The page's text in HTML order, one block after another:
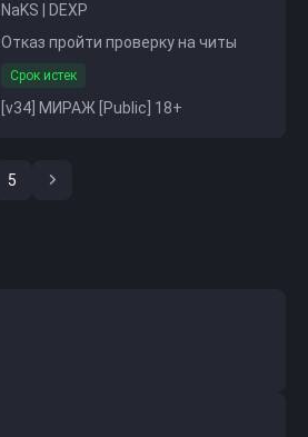
NaKS | DEXP
Отказ пройти проверку на читы
Срок истек
[v34] МИРАЖ [Public] 18+
5Последняя